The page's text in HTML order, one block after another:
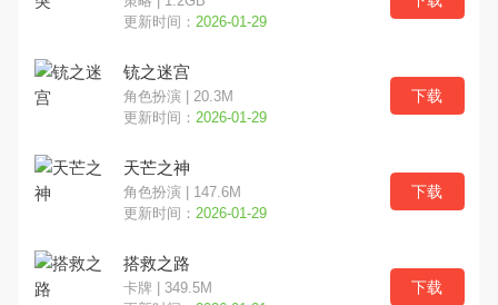
更新时间： 2026-01-29
铳之迷宫
角色扮演 | 20.3M
更新时间： 2026-01-29
下载
天芒之神
角色扮演 | 147.6M
更新时间： 2026-01-29
下载
搭救之路
卡牌 | 349.5M
下载